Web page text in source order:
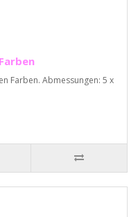
Farben. Abmessungen: 5 x